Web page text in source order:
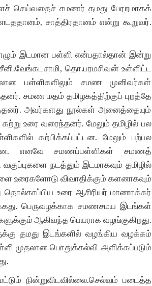
செய்வதைச் சமணர் தமது பேரறமாகக்
சாத்திரதானம் என்று கூறுவர்.
இடமான பள்ளி என்பதால்தான் இன்று
தொ.பரமசிவன் உள்ளிட்ட
பள்ளிகளிலும் சமண முனிவர்கள்
சமண மதம் தமிழகத்திற்குப் புறத்தே
அவர்களது நூல்கள் அனைத்தையும்
உரை வரைந்தனர். மேலும் தமிழில் பல
கற்பிக்கப்பட்டன. மேலும் பற்பல
எனவே சமணப்பள்ளிகள் சமணத்
நடத்தும் இடமாகவும் தமிழில்
உரைகளோடு விவாதிக்கும் களனாகவும்
உரை ஆசிரியர் மாணாக்கர்
பெருவழக்காக சமணசமய இடங்கள்
ஆகிவந்த பெயராக வழங்குகிறது.
தமது இடங்களில் வழங்கிய வழக்கம்
முதலான பொதுக்கல்வி அளிக்கப்படும்
நின்றுவிடவில்லை.செல்வம் படைத்த